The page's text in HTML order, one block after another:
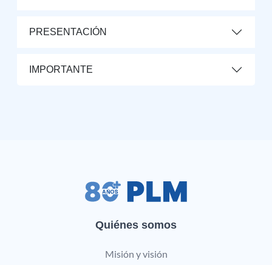
PRESENTACIÓN
IMPORTANTE
Quiénes somos
Misión y visión